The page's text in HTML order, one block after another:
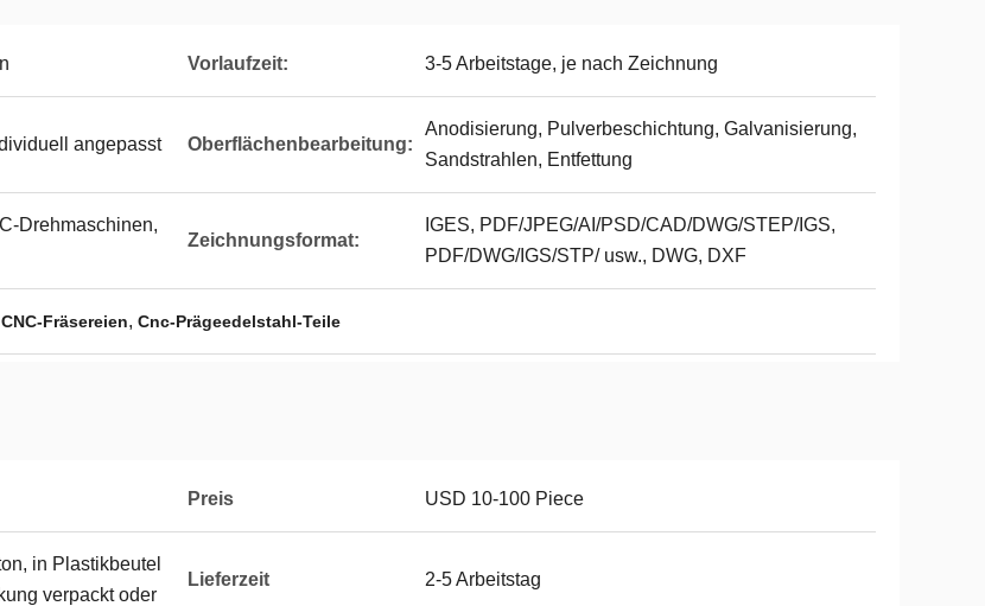
Vorlaufzeit: 3-5 Arbeitstage, je nach Zeichnung
angepasst Oberflächenbearbeitung:
Anodisierung, Pulverbeschichtung, Galvanisierung,
Sandstrahlen, Entfettung
Drehmaschinen,
Zeichnungsformat:
IGES, PDF/JPEG/AI/PSD/CAD/DWG/STEP/IGS,
PDF/DWG/IGS/STP/ usw., DWG, DXF
CNC-Fräsereien, Cnc-Prägeedelstahl-Teile
Preis USD 10-100 Piece
in Plastikbeutel
verpackt oder
Lieferzeit 2-5 Arbeitstag